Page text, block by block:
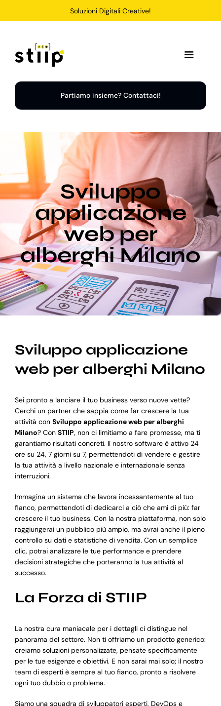
Soluzioni Digitali Creative!
Toggle
Home
Soluzioni
Chi Siamo
Portfolio
Blog
Supporto
Partiamo insieme? Contattaci!
Sviluppo
applicazione
web per
alberghi Milano
Sviluppo applicazione
web per alberghi Milano
Sei pronto a lanciare il tuo business verso nuove vette?
Cerchi un partner che sappia come far crescere la tua
attività con Sviluppo applicazione web per alberghi
Milano? Con STIIP, non ci limitiamo a fare promesse, ma ti
garantiamo risultati concreti. Il nostro software è attivo 24
ore su 24, 7 giorni su 7, permettendoti di vendere e gestire
la tua attività a livello nazionale e internazionale senza
interruzioni.
Immagina un sistema che lavora incessantemente al tuo
fianco, permettendoti di dedicarci a ciò che ami di più: far
crescere il tuo business. Con la nostra piattaforma, non solo
raggiungerai un pubblico più ampio, ma avrai anche il pieno
controllo su dati e statistiche di vendita. Con un semplice
clic, potrai analizzare le tue performance e prendere
decisioni strategiche che porteranno la tua attività al
successo.
La Forza di STIIP
La nostra cura maniacale per i dettagli ci distingue nel
panorama del settore. Non ti offriamo un prodotto generico:
creiamo soluzioni personalizzate, pensate specificamente
per le tue esigenze e obiettivi. E non sarai mai solo; il nostro
team di esperti è sempre al tuo fianco, pronto a risolvere
ogni tuo dubbio o problema.
Siamo una squadra di sviluppatori esperti, DevOps e